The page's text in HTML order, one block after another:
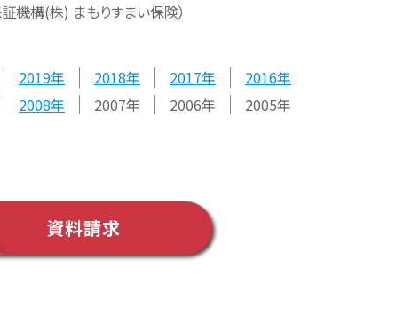
機構(株) まもりすまい保険）
2019 2018 2017
2016
2008 2007 2006
2005
資料請求